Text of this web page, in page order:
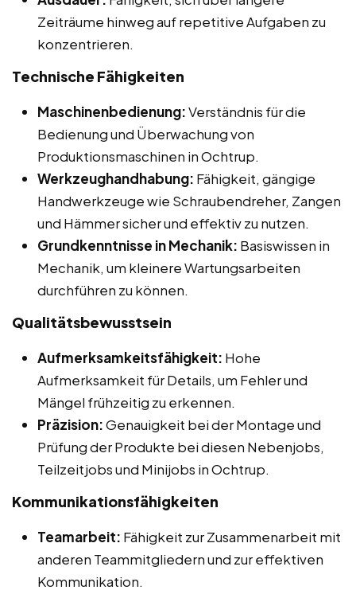
Zeiträume hinweg auf repetitive Aufgaben zu
konzentrieren.
Technische Fähigkeiten
Maschinenbedienung:Verständnis für die
Bedienung und Überwachung von
Produktionsmaschinen in Ochtrup.
Werkzeughandhabung: Fähigkeit, gängige
Handwerkzeuge wie Schraubendreher, Zangen
und Hämmer sicher und effektiv zu nutzen.
Grundkenntnisse in Mechanik: Basiswissen in
Mechanik, um kleinere Wartungsarbeiten
durchführen zu können.
Qualitätsbewusstsein
Aufmerksamkeitsfähigkeit: Hohe
Aufmerksamkeit für Details, um Fehler und
Mängel frühzeitig zu erkennen.
Präzision:Genauigkeit bei der Montage und
Prüfung der Produkte bei diesen Nebenjobs,
Teilzeitjobs und Minijobs in Ochtrup.
Kommunikationsfähigkeiten
Teamarbeit: Fähigkeit zur Zusammenarbeit mit
anderen Teammitgliedern und zur effektiven
Kommunikation.